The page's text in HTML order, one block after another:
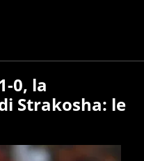
0, la
Strakosha: le